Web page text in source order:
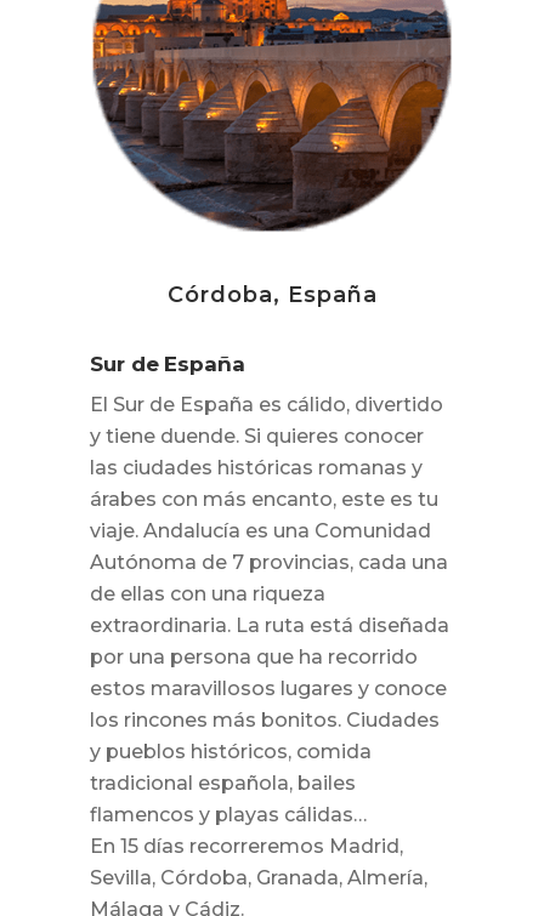
Córdoba, España
Sur de España
El Sur de España es cálido, divertido
y tiene duende. Si quieres conocer
las ciudades históricas romanas y
árabes con más encanto, este es tu
viaje. Andalucía es una Comunidad
Autónoma de 7 provincias, cada una
de ellas con una riqueza
extraordinaria. La ruta está diseñada
por una persona que ha recorrido
estos maravillosos lugares y conoce
los rincones más bonitos. Ciudades
y pueblos históricos, comida
tradicional española, bailes
flamencos y playas cálidas…
En 15 días recorreremos Madrid,
Sevilla, Córdoba, Granada, Almería,
Málaga y Cádiz.